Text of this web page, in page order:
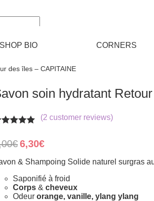
SHOP BIO CORNERS
des îles – CAPITAINE
soin hydratant
of 5
on
(2 customer reviews)
€ Original
price
was:
6,30€Current
is:
6,30€.
& Shampoing Solide naturel surgras
Saponifié à froid
Corps & cheveux
Odeur orange, vanille, ylang ylang